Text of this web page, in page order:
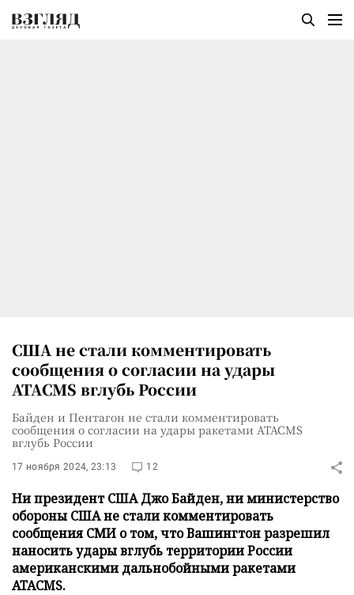
США не стали комментировать
сообщения о согласии на удары
ATACMS вглубь России
Байден и Пентагон не стали комментировать
сообщения о согласии на удары ракетами ATACMS
вглубь России
17 ноября 2024, 23:13 12
Ни президент США Джо Байден, ни министерство
обороны США не стали комментировать
сообщения СМИ о том, что Вашингтон разрешил
наносить удары вглубь территории России
американскими дальнобойными ракетами
ATACMS.